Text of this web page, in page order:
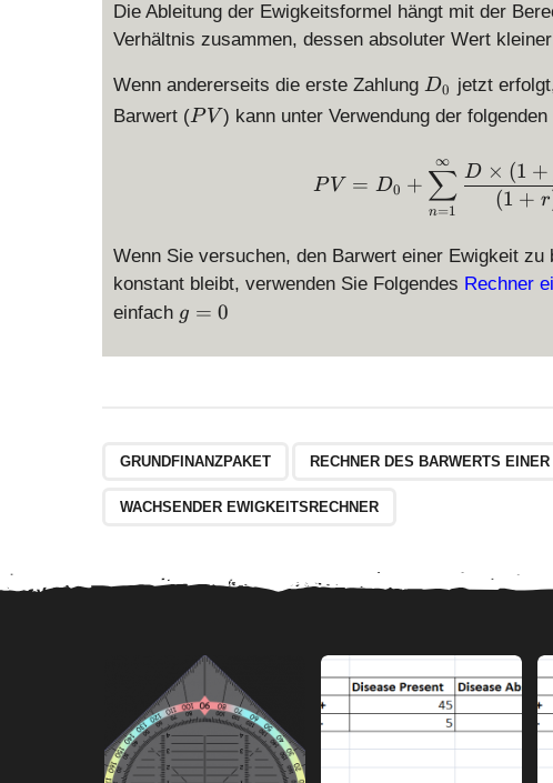
Die Ableitung der Ewigkeitsformel hängt mit der
Verhältnis zusammen, dessen absoluter Wert
Wenn andererseits die erste Zahlung D
_
0
D0 jetzt
Barwert (P
PV ) kann unter Verwendung der
P V = D0 +
n=1
∑
∞
(1 + r
D × (1 +
Wenn Sie versuchen, den Barwert einer Ewigkeit
konstant bleibt, verwenden Sie Folgendes Rechner
einfach g
0
g = 0
GRUNDFINANZPAKET RECHNER DES BARWERTS
WACHSENDER EWIGKEITSRECHNER